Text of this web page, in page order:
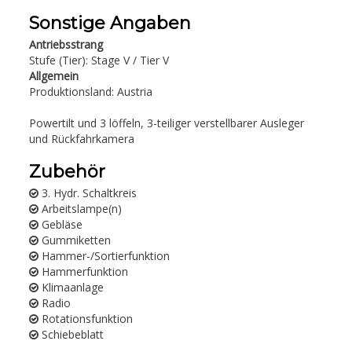
Sonstige Angaben
Antriebsstrang
Stufe (Tier): Stage V / Tier V
Allgemein
Produktionsland: Austria
Powertilt und 3 löffeln, 3-teiliger verstellbarer Ausleger
und Rückfahrkamera
Zubehör
3. Hydr. Schaltkreis
Arbeitslampe(n)
Gebläse
Gummiketten
Hammer-/Sortierfunktion
Hammerfunktion
Klimaanlage
Radio
Rotationsfunktion
Schiebeblatt